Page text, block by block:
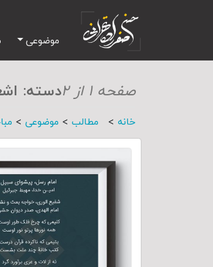
موضوعی
دسته: صفحه ۱ از ۲
خانه > مطالب > موضوعی >